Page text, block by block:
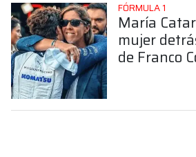
FÓRMULA 1
María
mujer
de Franco